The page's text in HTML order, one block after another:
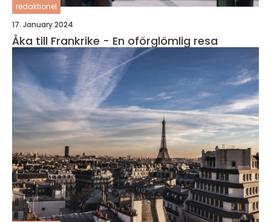
redaktionel
17. January 2024
Åka till Frankrike - En oförglömlig resa